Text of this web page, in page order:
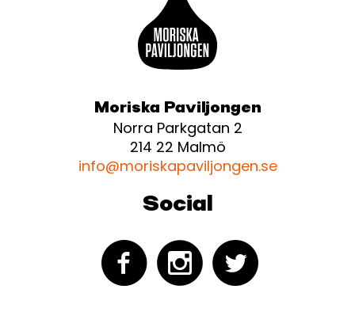
Moriska Paviljongen
Norra Parkgatan 2
214 22 Malmö
info@moriskapaviljongen.se
Social